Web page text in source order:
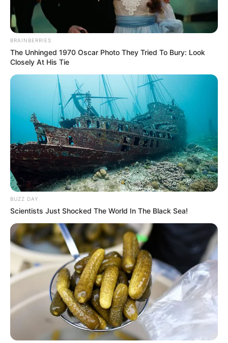
Die schönsten Urlaubsorte in ganz Deutschland
finden:
Ausflugsziele und Sehenswürdigkeiten in Sachsen
nach Rubriken:
Zoos und Tierparks in Sachsen
Besondere Angebote für den Kindergeburtstag
Ausflugsziele und Sehenswürdigkeiten nach Landkr
eisen
Tipps und Ideen zum Thema Urlaub und Ferien in
Deutschland:
Die schönsten Urlaubsziele in Deutschland
Hitparade der deutschen Städtereiseziele
Urlaubs- und Reiseregionen in den Bundesländern
Ferien in Deutschland
BRAINBERRIES
The Unhinged 1970 Oscar Photo They Tried To Bury: Look
Closely At His Tie
BUZZ DAY
Scientists Just Shocked The World In The Black Sea!